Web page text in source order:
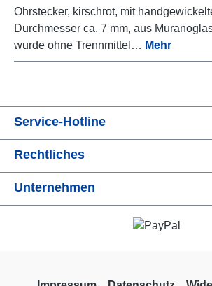
Ohrstecker, kirschrot, mit
Durchmesser ca. 7 mm, aus
wurde ohne Trennmittel… Mehr
Service-Hotline
Rechtliches
Unternehmen